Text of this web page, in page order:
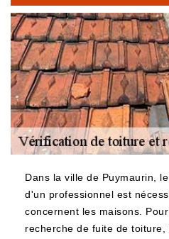
Dans la ville de Puymaurin,
d'un professionnel est
concernent les maisons.
recherche de fuite de